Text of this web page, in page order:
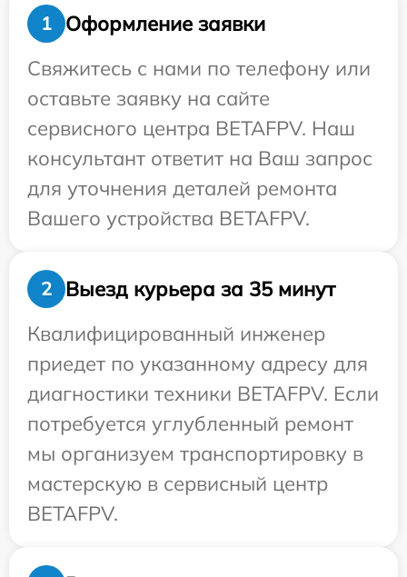
1
Оформление заявки
Свяжитесь с нами по телефону или
оставьте заявку на сайте
сервисного центра BETAFPV. Наш
консультант ответит на Ваш запрос
для уточнения деталей ремонта
Вашего устройства BETAFPV.
2
Выезд курьера за 35 минут
Квалифицированный инженер
приедет по указанному адресу для
диагностики техники BETAFPV. Если
потребуется углубленный ремонт
мы организуем транспортировку в
мастерскую в сервисный центр
BETAFPV.